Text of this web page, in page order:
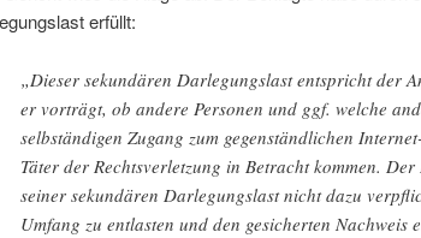
erfüllt:
„Dieser sekundären Darlegungslast entspricht der
er vorträgt, ob andere Personen und ggf. welche
selbständigen Zugang zum gegenständlichen
Täter der Rechtsverletzung in Betracht kommen.
seiner sekundären Darlegungslast nicht dazu
Umfang zu entlasten und den gesicherten Nachweis